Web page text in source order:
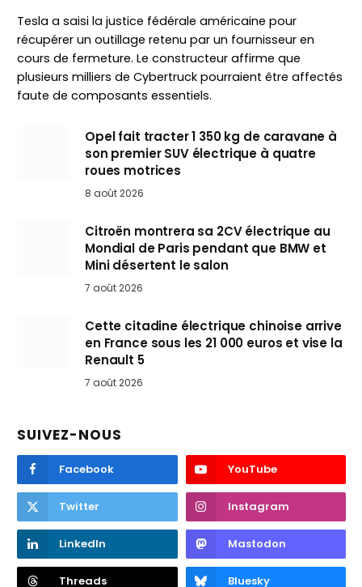
Tesla a saisi la justice fédérale américaine pour
récupérer un outillage retenu par un fournisseur en
cours de fermeture. Le constructeur affirme que
plusieurs milliers de Cybertruck pourraient être affectés
faute de composants essentiels.
Opel fait tracter 1 350 kg de caravane à
son premier SUV électrique à quatre
roues motrices
8 août 2026
Citroën montrera sa 2CV électrique au
Mondial de Paris pendant que BMW et
Mini désertent le salon
7 août 2026
Cette citadine électrique chinoise arrive
en France sous les 21 000 euros et vise la
Renault 5
7 août 2026
SUIVEZ-NOUS
Facebook YouTube
Twitter Instagram
LinkedIn Mastodon
Threads Bluesky